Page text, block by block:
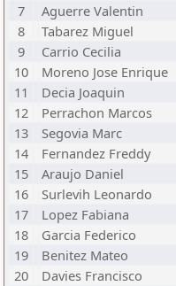
7
Aguerre Valentin
8
Tabarez Miguel
9
Carrio Cecilia
10
Moreno Jose Enrique
11
Decia Joaquin
12
Perrachon Marcos
13
Segovia Marc
14
Fernandez Freddy
15
Araujo Daniel
16
Surlevih Leonardo
17
Lopez Fabiana
18
Garcia Federico
19
Benitez Mateo
20
Davies Francisco